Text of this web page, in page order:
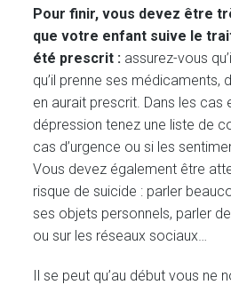
Pour finir, vous devez être
que votre enfant suive le
été prescrit : assurez-vous
qu’il prenne ses médicaments,
en aurait prescrit. Dans les cas
dépression tenez une liste de
cas d’urgence ou si les
Vous devez également être
risque de suicide : parler
ses objets personnels, parler
ou sur les réseaux sociaux…
Il se peut qu’au début vous ne